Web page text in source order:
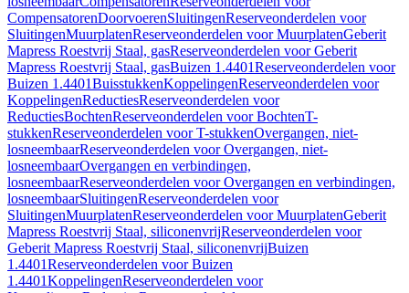
CompensatorenDoorvoerenSluitingenReserveonderdelen voor
SluitingenMuurplatenReserveonderdelen voor MuurplatenGeberit
Mapress Roestvrij Staal, gasReserveonderdelen voor Geberit
Mapress Roestvrij Staal, gasBuizen 1.4401Reserveonderdelen voor
Buizen 1.4401BuisstukkenKoppelingenReserveonderdelen voor
KoppelingenReductiesReserveonderdelen voor
ReductiesBochtenReserveonderdelen voor BochtenT-
stukkenReserveonderdelen voor T-stukkenOvergangen, niet-
losneembaarReserveonderdelen voor Overgangen, niet-
losneembaarOvergangen en verbindingen,
losneembaarReserveonderdelen voor Overgangen en verbindingen,
losneembaarSluitingenReserveonderdelen voor
SluitingenMuurplatenReserveonderdelen voor MuurplatenGeberit
Mapress Roestvrij Staal, siliconenvrijReserveonderdelen voor
Geberit Mapress Roestvrij Staal, siliconenvrijBuizen
1.4401Reserveonderdelen voor Buizen
1.4401KoppelingenReserveonderdelen voor